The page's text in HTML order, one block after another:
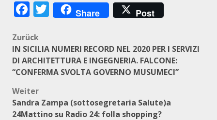
Facebook
Twitter
Share Post
Beitragsnavigation
Zurück
IN SICILIA NUMERI RECORD NEL 2020 PER I SERVIZI
DI ARCHITETTURA E INGEGNERIA. FALCONE:
“CONFERMA SVOLTA GOVERNO MUSUMECI”
Weiter
Sandra Zampa (sottosegretaria Salute)a
24Mattino su Radio 24: folla shopping?